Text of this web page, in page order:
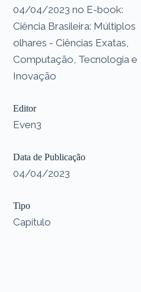
04/04/2023 no E-book:
Ciência Brasileira: Múltiplos
olhares - Ciências Exatas,
Computação, Tecnologia e
Inovação
Editor
Even3
Data de Publicação
04/04/2023
Tipo
Capítulo